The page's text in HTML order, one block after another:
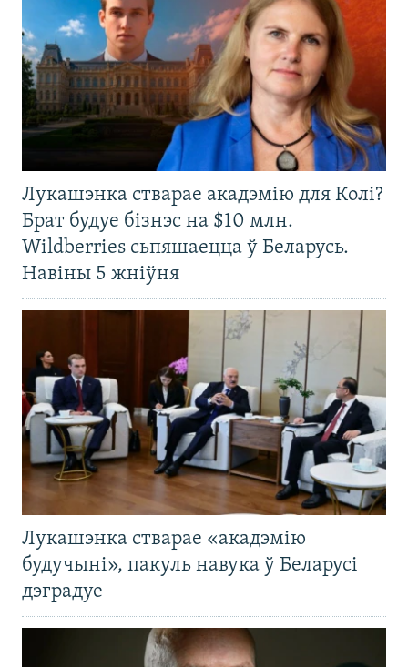
Лукашэнка стварае акадэмію для Колі?
Брат будуе бізнэс на $10 млн.
Wildberries сьпяшаецца ў Беларусь.
Навіны 5 жніўня
Лукашэнка стварае «акадэмію
будучыні», пакуль навука ў Беларусі
дэградуе